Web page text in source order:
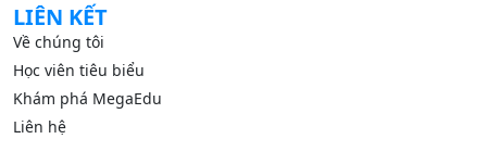
LIÊN KẾT
Về chúng tôi
Học viên tiêu biểu
Khám phá MegaEdu
Liên hệ